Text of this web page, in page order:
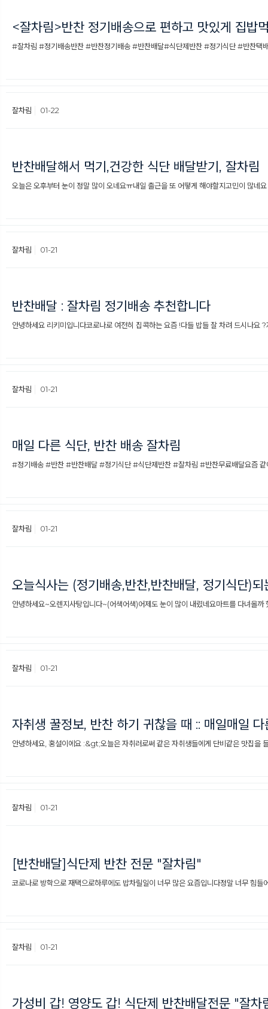
<잘차림>반찬 정기배송으로 편하고 맛있게 집밥
#잘차림 #정기배송반찬 #반찬정기배송 #반찬배달#식단제반찬 #정기식단 #반찬택
잘차림 01-22
반찬배달해서 먹기,건강한 식단 배달받기, 잘차림
오늘은 오후부터 눈이 정말 많이 오네요ㅠ내일 출근을 또 어떻게 해야할지고민이 많네
잘차림 01-21
반찬배달 : 잘차림 정기배송 추천합니다
안녕하세요 리키미입니다코로나로 여전히 집콕하는 요즘 !다들 밥들 잘 차려 드시나요
잘차림 01-21
매일 다른 식단, 반찬 배송 잘차림
#정기배송 #반찬 #반찬배달 #정기식단 #식단제반찬 #잘차림 #반찬무료배달​​요즘 같
잘차림 01-21
오늘식사는 (정기배송,반찬,반찬배달, 정기식단)
안녕하세요~오렌지사탕입니다~(어색어색)어제도 눈이 많이 내렸네요마트를 다녀올까
잘차림 01-21
자취생 꿀정보, 반찬 하기 귀찮을 때 :: 매일매일
안녕하세요, 홍설이에요 :&gt;​오늘은 자취러로써 같은 자취생들에게 단비같은 맛집을
잘차림 01-21
[반찬배달]식단제 반찬 전문 "잘차림"
코로나로 방학으로 재택으로하루에도 밥차릴일이 너무 많은 요즘입니다정말 너무 힘들
잘차림 01-21
가성비 갑! 영양도 갑! 식단제 반찬배달전문 "잘차